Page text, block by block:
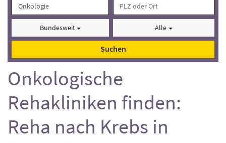
Bundesweit Alle
Suchen
Onkologische
Rehakliniken finden:
Reha nach Krebs in